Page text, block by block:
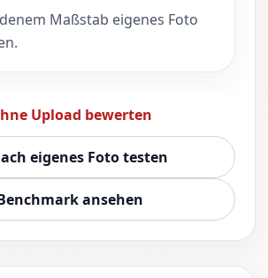
Maßstab eigenes Foto
Upload bewerten
eigenes Foto testen
ansehen